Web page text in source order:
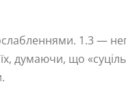
1.3 —
думаючи, що